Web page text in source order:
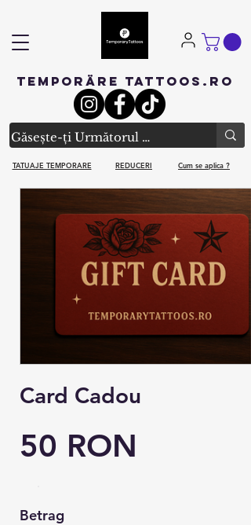
TEMPORÄRE TATTOOS.RO
TATUAJE TEMPORARE REDUCERI Cum se aplica ?
Card Cadou
50 RON
Betrag